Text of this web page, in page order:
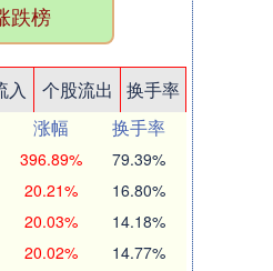
跌榜
入 个股流出
换手率
涨幅
换手率
396.89% 79.39%
20.21% 16.80%
20.03% 14.18%
20.02% 14.77%